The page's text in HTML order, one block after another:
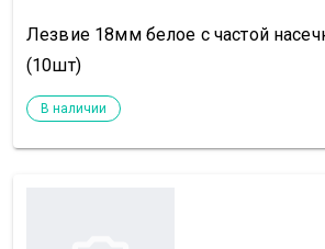
Лезвие 18мм белое с частой
(10шт)
В наличии